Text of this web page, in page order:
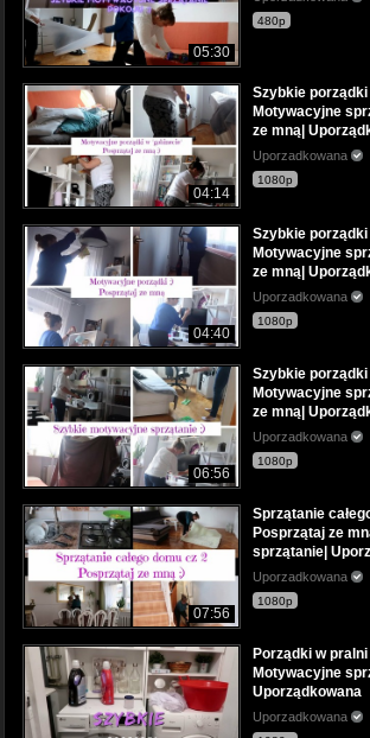
05:30
480p
04:14
Szybkie porządki
Motywacyjne
ze mną|
Uporzadkowana
1080p
04:40
Szybkie
Motywacyjne
ze mną|
Uporzadkowana
1080p
06:56
Szybkie
Motywacyjne
ze mną|
Uporzadkowana
1080p
07:56
Sprzątanie
Posprzątaj ze
sprzątanie|
Uporzadkowana
1080p
Porządki w
Motywacyjne
Uporządkowana
Uporzadkowana